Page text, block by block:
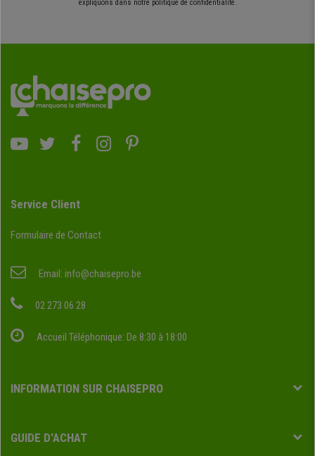
expliquons dans notre politique de confidentialité.
Service Client
Formulaire de Contact
Email: info@chaisepro.be
02 273 06 28
Accueil Téléphonique: De 8:30 à 18:00
INFORMATION SUR CHAISEPRO
GUIDE D'ACHAT